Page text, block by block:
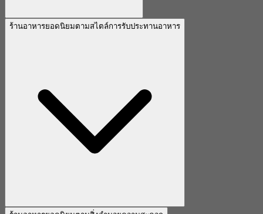
ร้านอาหารยอดนิยมตามสไตล์การรับประทานอาหาร